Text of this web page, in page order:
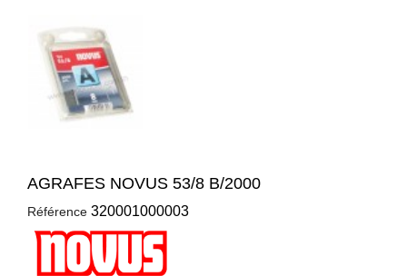
AGRAFES NOVUS 53/8 B/2000
Référence 320001000003